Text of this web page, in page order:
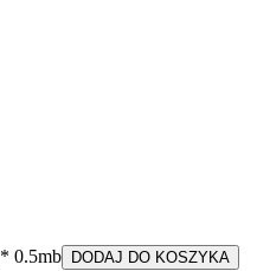
* 0.5mb DODAJ DO KOSZYKA